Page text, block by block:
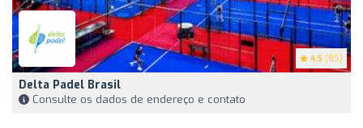
4.5 (85)
Delta Padel Brasil
Consulte os dados de endereço e contato